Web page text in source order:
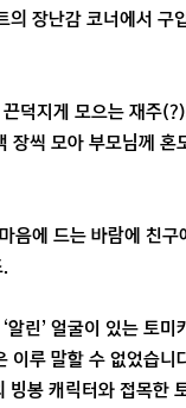
장난감 코너에서 구
덕지게 모으는 재주
씩 모아 부모님께
음에 드는 바람에 친
린’ 얼굴이 있는 토
루 말할 수 없었습니
빙봉 캐릭터와 접목